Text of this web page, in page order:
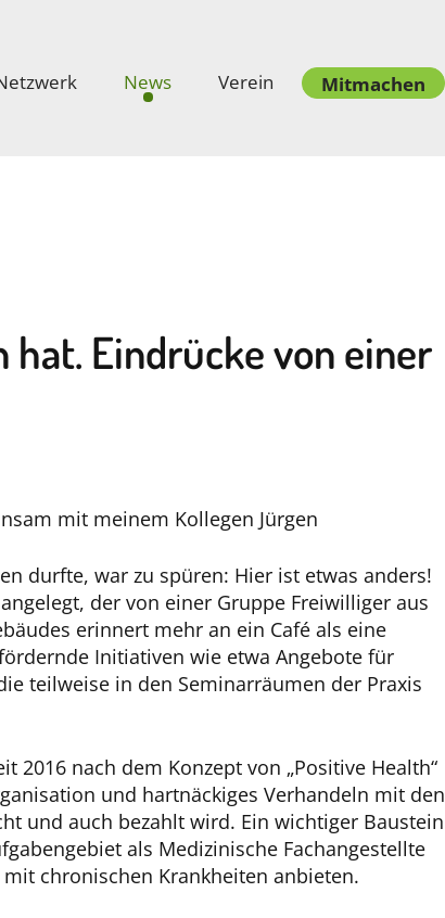
News Verein Mitmachen
hat. Eindrücke von einer
mit meinem Kollegen Jürgen
durfte, war zu spüren: Hier ist etwas anders!
der von einer Gruppe Freiwilliger aus
erinnert mehr an ein Café als eine
Initiativen wie etwa Angebote für
teilweise in den Seminarräumen der Praxis
2016 nach dem Konzept von „Positive Health“
und hartnäckiges Verhandeln mit den
und auch bezahlt wird. Ein wichtiger Baustein
als Medizinische Fachangestellte
chronischen Krankheiten anbieten.